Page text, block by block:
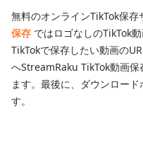
無料のオンラインTikTok保存
保存 ではロゴなしのTikTok
TikTokで保存したい動画の
へStreamRaku TikTok動画保
ます。最後に、ダウンロー
す。